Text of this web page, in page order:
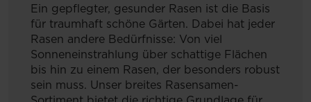
Ein gepflegter, gesunder Rasen ist die Basis
für traumhaft schöne Gärten. Dabei hat jeder
Rasen andere Bedürfnisse: Von viel
Sonneneinstrahlung über schattige Flächen
bis hin zu einem Rasen, der besonders robust
sein muss. Unser breites Rasensamen-